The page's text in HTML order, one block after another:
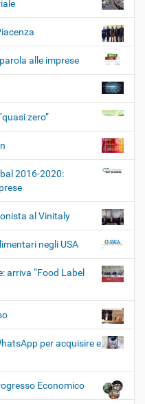
alle imprese
zero”
2016-2020:
al Vinitaly
negli USA
arriva “Food Label
per acquisire e
Economico